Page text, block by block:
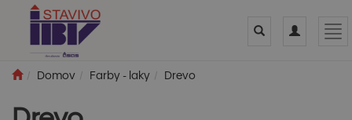
Toggle
Toggle
Domov
Farby - laky Drevo